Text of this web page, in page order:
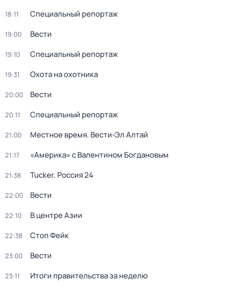
18:11 Специальный репортаж
19:00 Вести
19:10 Специальный репортаж
19:31 Охота на охотника
20:00 Вести
20:11 Специальный репортаж
21:00 Местное время. Вести-Эл Алтай
21:17 «Америка» с Валентином Богдановым
21:38 Tucker. Россия 24
22:00 Вести
22:10 В центре Азии
22:38 Стоп Фейк
23:00 Вести
23:11 Итоги правительства за неделю